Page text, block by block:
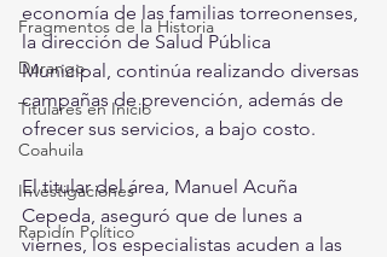
Fragmentos de la Historia
Durango
Titulares en Inicio
Coahuila
Investigaciones
Rapidín Político
economía de las familias torreonenses,
la dirección de Salud Pública
Municipal, continúa realizando diversas
campañas de prevención, además de
ofrecer sus servicios, a bajo costo.
El titular del área, Manuel Acuña
Cepeda, aseguró que de lunes a
viernes, los especialistas acuden a las